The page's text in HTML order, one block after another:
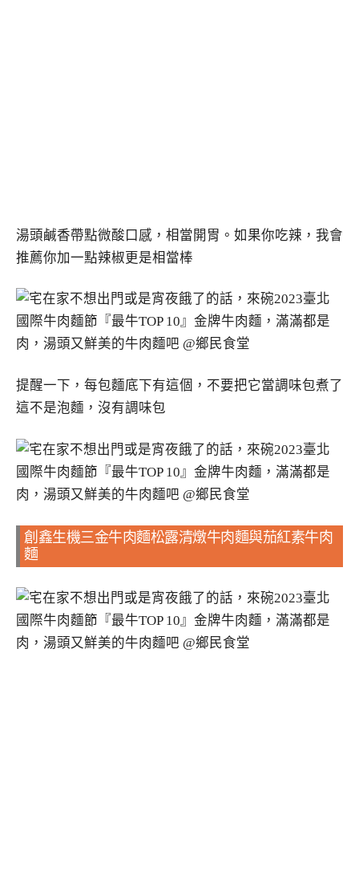
湯頭鹹香帶點微酸口感，相當開胃。如果你吃辣，我會
推薦你加一點辣椒更是相當棒
提醒一下，每包麵底下有這個，不要把它當調味包煮了
這不是泡麵，沒有調味包
創鑫生機三金牛肉麵松露清燉牛肉麵與茄紅素牛肉
麵